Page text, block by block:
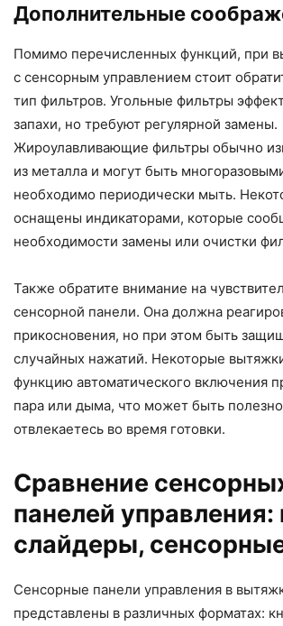
Дополнительные
Помимо перечисленных функций, при
с сенсорным управлением стоит
тип фильтров. Угольные фильтры
запахи, но требуют регулярной замены.
Жироулавливающие фильтры обычно
из металла и могут быть
необходимо периодически мыть.
оснащены индикаторами, которые
необходимости замены или очистки
Также обратите внимание на
сенсорной панели. Она должна
прикосновения, но при этом быть
случайных нажатий. Некоторые
функцию автоматического включения
пара или дыма, что может быть
отвлекаетесь во время готовки.
Сравнение
панелей управления:
слайдеры,
Сенсорные панели управления в
представлены в различных форматах: